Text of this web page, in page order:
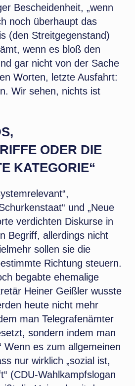
Bescheidenheit, „wenn
noch überhaupt das
(den Streitgegenstand)
wenn es bloß den
gar nicht von der Sache
Worten, letzte Ausfahrt:
Wir sehen, nichts ist
ODER DIE
KATEGORIE“
und „Neue
verdichten Diskurse in
Begriff, allerdings nicht
sollen sie die
Richtung steuern.
begabte ehemalige
Heiner Geißler wusste
heute nicht mehr
man Telegrafenämter
sondern indem man
Wenn es zum allgemeinen
nur wirklich „sozial ist,
(CDU-Wahlkampfslogan